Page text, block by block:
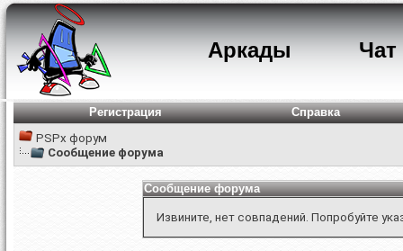
Аркады Чат
Регистрация
Справка
PSPx форум
Сообщение форума
Сообщение форума
Извините, нет совпадений. Попробуйте